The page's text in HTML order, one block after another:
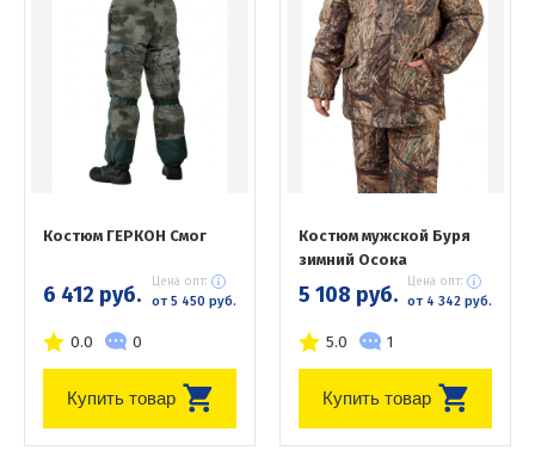
Костюм ГЕРКОН Смог
6 412 руб. Цена опт:
от 5 450 руб.
0.0 0
Купить товар
Костюм мужской Буря
зимний Осока
5 108 руб. Цена опт:
от 4 342 руб.
5.0 1
Купить товар